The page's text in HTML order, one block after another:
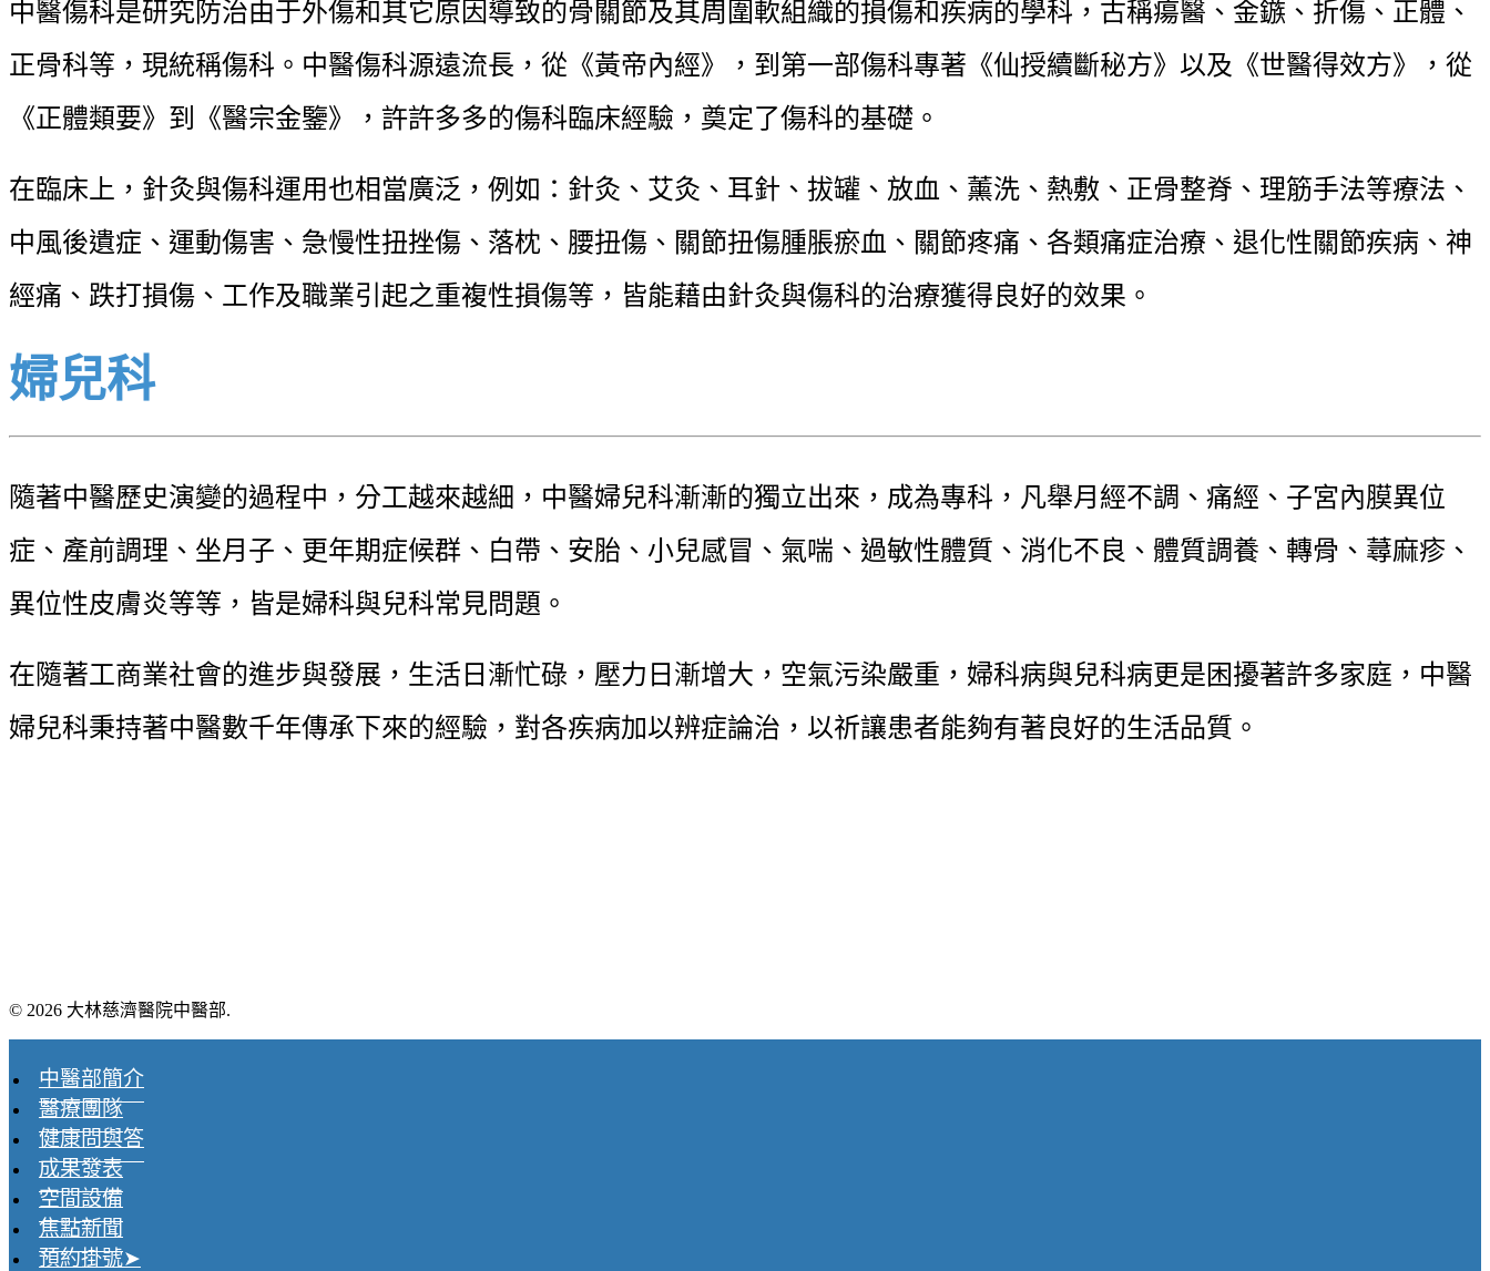
中醫傷科是研究防治由于外傷和其它原因導致的骨關節及其周圍軟組織的損傷和疾病的學科，古稱瘍醫、金鏃、折傷、正體、
正骨科等，現統稱傷科。中醫傷科源遠流長，從《黃帝內經》，到第一部傷科專著《仙授續斷秘方》以及《世醫得效方》，從
《正體類要》到《醫宗金鑒》，許許多多的傷科臨床經驗，奠定了傷科的基礎。
在臨床上，針灸與傷科運用也相當廣泛，例如：針灸、艾灸、耳針、拔罐、放血、薰洗、熱敷、正骨整脊、理筋手法等療法、
中風後遺症、運動傷害、急慢性扭挫傷、落枕、腰扭傷、關節扭傷腫脹瘀血、關節疼痛、各類痛症治療、退化性關節疾病、神
經痛、跌打損傷、工作及職業引起之重複性損傷等，皆能藉由針灸與傷科的治療獲得良好的效果。
婦兒科
隨著中醫歷史演變的過程中，分工越來越細，中醫婦兒科漸漸的獨立出來，成為專科，凡舉月經不調、痛經、子宮內膜異位
症、產前調理、坐月子、更年期症候群、白帶、安胎、小兒感冒、氣喘、過敏性體質、消化不良、體質調養、轉骨、蕁麻疹、
異位性皮膚炎等等，皆是婦科與兒科常見問題。
在隨著工商業社會的進步與發展，生活日漸忙碌，壓力日漸增大，空氣污染嚴重，婦科病與兒科病更是困擾著許多家庭，中醫
婦兒科秉持著中醫數千年傳承下來的經驗，對各疾病加以辨症論治，以祈讓患者能夠有著良好的生活品質。
© 2026 大林慈濟醫院中醫部.
中醫部簡介
醫療團隊
健康問與答
成果發表
空間設備
焦點新聞
預約掛號